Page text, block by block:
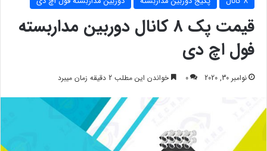
قیمت پک 8 کانال دوربین مداربسته
فول اچ دی
نوامبر 30, 2020 0 خواندن این مطلب 2 دقیقه زمان میبرد